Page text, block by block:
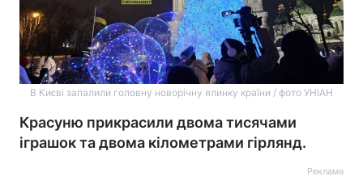
В Києві запалили головну новорічну ялинку країни / фото УНІАН
Красуню прикрасили двома тисячами
іграшок та двома кілометрами гірлянд.
Реклама